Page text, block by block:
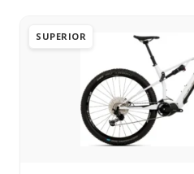
SUPERIOR